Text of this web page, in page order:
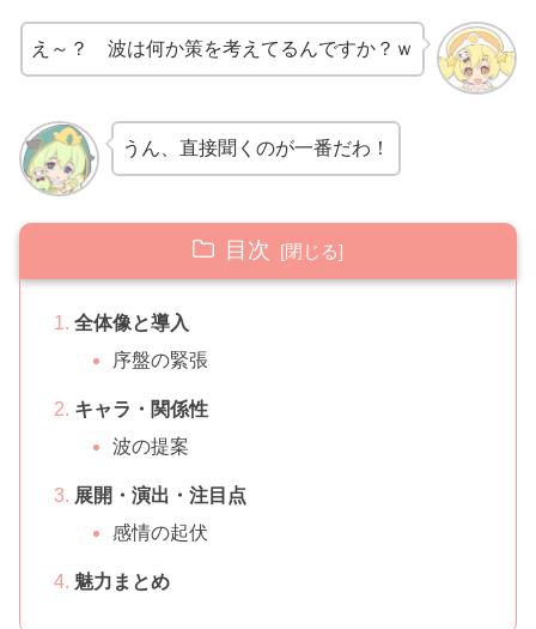
え～？ 波は何か策を考えてるんですか？ｗ
うん、直接聞くのが一番だわ！
目次
全体像と導入
序盤の緊張
キャラ・関係性
波の提案
展開・演出・注目点
感情の起伏
魅力まとめ